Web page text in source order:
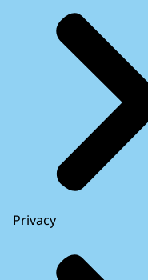
Privacy